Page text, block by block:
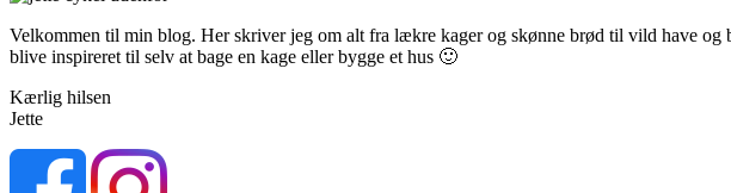
Velkommen til min blog. Her skriver jeg om alt fra lækre kager og skønne brød til vild have
blive inspireret til selv at bage en kage eller bygge et hus 🙂
Kærlig hilsen
Jette